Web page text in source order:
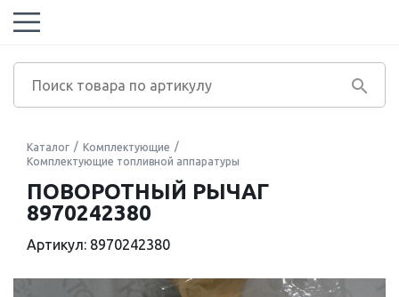
Каталог
Комплектующие
Комплектующие топливной аппаратуры
ПОВОРОТНЫЙ РЫЧАГ
8970242380
Артикул: 8970242380